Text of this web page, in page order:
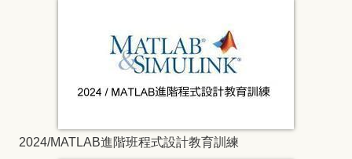
2024/MATLAB進階班程式設計教育訓練